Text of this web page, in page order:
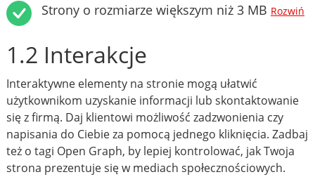
Strony o rozmiarze większym niż 3 MB Rozwiń
1.2 Interakcje
Interaktywne elementy na stronie mogą ułatwić
użytkownikom uzyskanie informacji lub skontaktowanie
się z firmą. Daj klientowi możliwość zadzwonienia czy
napisania do Ciebie za pomocą jednego kliknięcia. Zadbaj
też o tagi Open Graph, by lepiej kontrolować, jak Twoja
strona prezentuje się w mediach społecznościowych.